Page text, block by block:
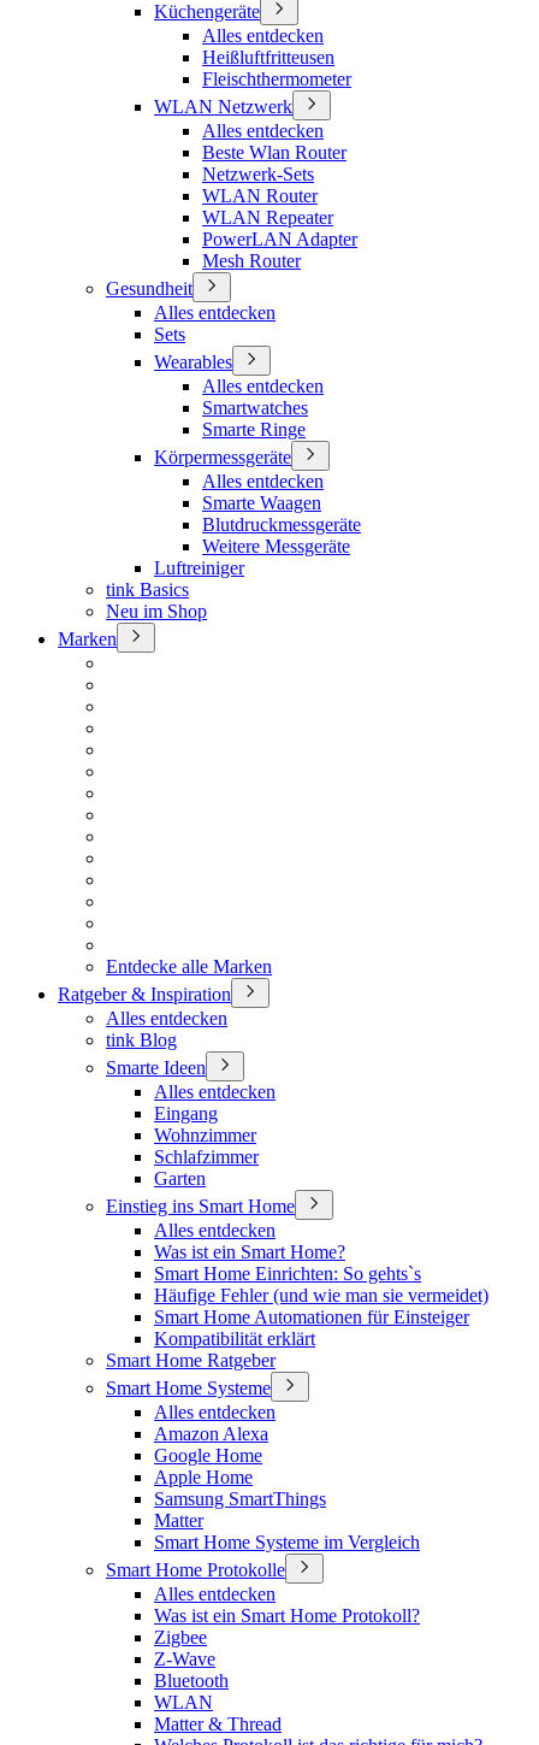
Küchengeräte
Alles entdecken
Heißluftfritteusen
Fleischthermometer
WLAN Netzwerk
Alles entdecken
Beste Wlan Router
Netzwerk-Sets
WLAN Router
WLAN Repeater
PowerLAN Adapter
Mesh Router
Gesundheit
Alles entdecken
Sets
Wearables
Alles entdecken
Smartwatches
Smarte Ringe
Körpermessgeräte
Alles entdecken
Smarte Waagen
Blutdruckmessgeräte
Weitere Messgeräte
Luftreiniger
tink Basics
Neu im Shop
Marken
Entdecke alle Marken
Ratgeber & Inspiration
Alles entdecken
tink Blog
Smarte Ideen
Alles entdecken
Eingang
Wohnzimmer
Schlafzimmer
Garten
Einstieg ins Smart Home
Alles entdecken
Was ist ein Smart Home?
Smart Home Einrichten: So gehts`s
Häufige Fehler (und wie man sie vermeidet)
Smart Home Automationen für Einsteiger
Kompatibilität erklärt
Smart Home Ratgeber
Smart Home Systeme
Alles entdecken
Amazon Alexa
Google Home
Apple Home
Samsung SmartThings
Matter
Smart Home Systeme im Vergleich
Smart Home Protokolle
Alles entdecken
Was ist ein Smart Home Protokoll?
Zigbee
Z-Wave
Bluetooth
WLAN
Matter & Thread